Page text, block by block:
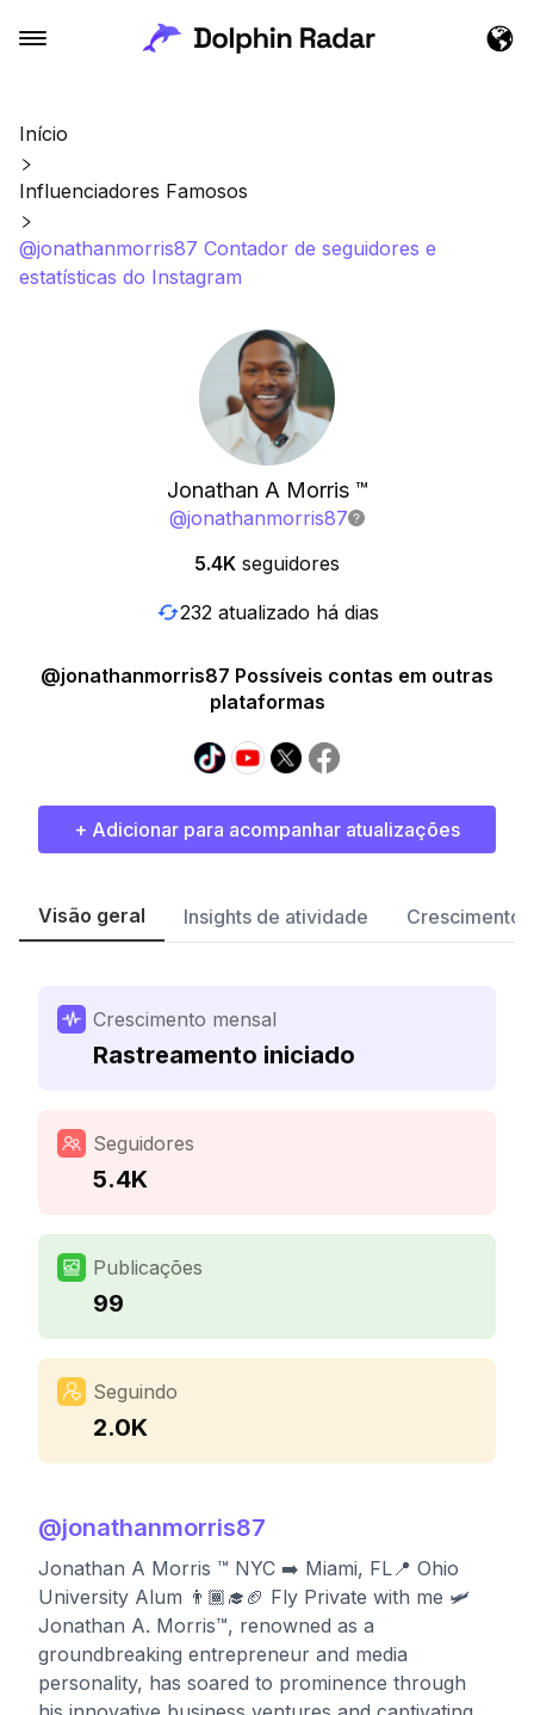
Início
Influenciadores Famosos
@jonathanmorris87 Contador de seguidores e
estatísticas do Instagram
Jonathan A Morris ™️
@jonathanmorris87
5.4K seguidores
232 atualizado há dias
@jonathanmorris87 Possíveis contas em outras
plataformas
+ Adicionar para acompanhar atualizações
Visão geral Insights de atividade Crescimento
Crescimento mensal
Rastreamento iniciado
Seguidores
5.4K
Publicações
99
Seguindo
2.0K
@jonathanmorris87
Jonathan A Morris ™️ NYC ➡️ Miami, FL📍 Ohio
University Alum 👨🏾‍🎓🏈 Fly Private with me 🛩️
Jonathan A. Morris™️, renowned as a
groundbreaking entrepreneur and media
personality, has soared to prominence through